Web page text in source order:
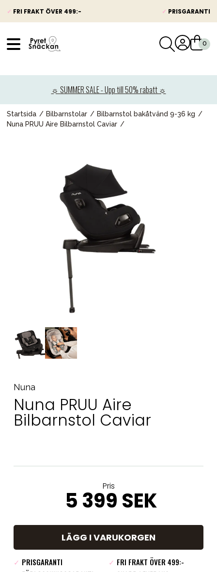
✓ FRI FRAKT ÖVER 499:- ✓ PRISGARANTI
☼ SUMMER SALE - Upp till 50% rabatt ☼
Startsida Bilbarnstolar
Bilbarnstol bakåtvänd 9-36 kg
Nuna PRUU Aire Bilbarnstol Caviar
Nuna
Nuna PRUU Aire
Bilbarnstol Caviar
Pris
5 399 SEK
LÄGG I VARUKORGEN
✓ PRISGARANTI ✓ FRI FRAKT ÖVER 499:-
Barnvagnar
Bilbarnstolar
Leksaker
Förälder
Möbler & bädd
Tillbehör
Reservdelar
Kampanjer
Våra favoriter
Sol och bad